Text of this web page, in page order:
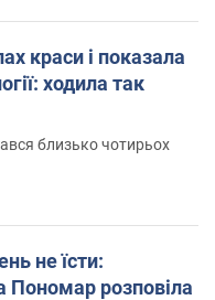
краси і показала
ходила так
близько чотирьох
не їсти:
Пономар розповіла